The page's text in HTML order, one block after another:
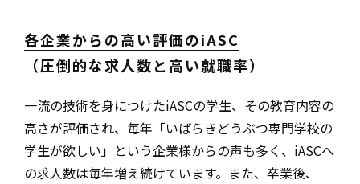
各企業からの高い評価のiASC
（圧倒的な求人数と高い就職率）
一流の技術を身につけたiASCの学生、その教育内容の
高さが評価され、毎年「いばらきどうぶつ専門学校の
学生が欲しい」という企業様からの声も多く、iASCへ
の求人数は毎年増え続けています。また、卒業後、